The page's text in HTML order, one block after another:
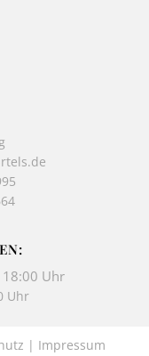
18:00 Uhr
Uhr
| Impressum